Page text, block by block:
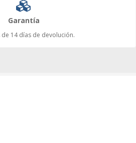
Garantía
14 días de devolución.